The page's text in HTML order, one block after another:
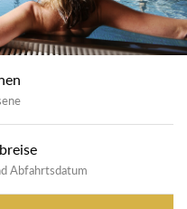
Abfahrtsdatum